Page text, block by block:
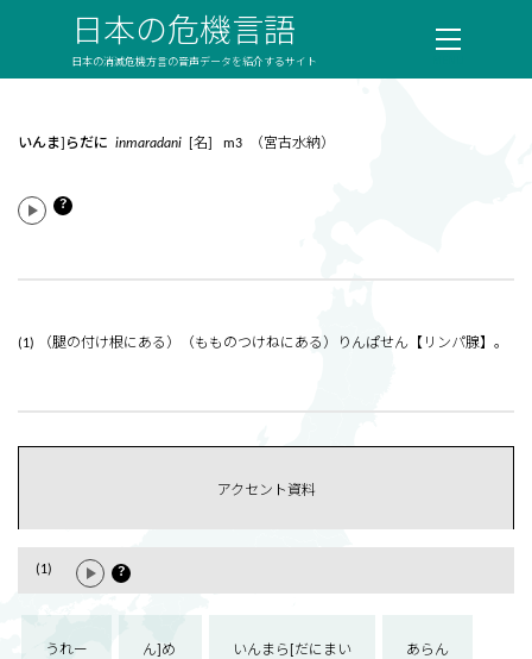
日本の危機言語
日本の消滅危機方言の音声データを紹介するサイト
いんま]らだに inmaradani [名] m3 （宮古水納）
？
(1) （腿の付け根にある）（もものつけねにある）りんぱせん【リンパ腺】。
アクセント資料
(1) ？
うれー ん]め いんまら[だにまい あらん